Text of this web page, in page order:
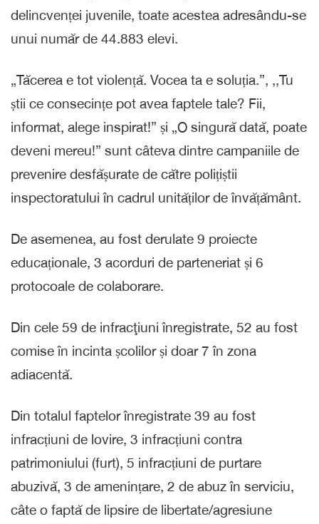
delincvenței juvenile, toate acestea adresându-se
unui număr de 44.883 elevi.
„Tăcerea e tot violență. Vocea ta e soluția.”, ,,Tu
știi ce consecințe pot avea faptele tale? Fii,
informat, alege inspirat!” și „O singură dată, poate
deveni mereu!” sunt câteva dintre campaniile de
prevenire desfășurate de către polițiștii
inspectoratului în cadrul unităților de învățământ.
De asemenea, au fost derulate 9 proiecte
educaționale, 3 acorduri de parteneriat și 6
protocoale de colaborare.
Din cele 59 de infracţiuni înregistrate, 52 au fost
comise în incinta școlilor și doar 7 în zona
adiacentă.
Din totalul faptelor înregistrate 39 au fost
infracțiuni de lovire, 3 infracțiuni contra
patrimoniului (furt), 5 infracțiuni de purtare
abuzivă, 3 de amenințare, 2 de abuz în serviciu,
câte o faptă de lipsire de libertate/agresiune